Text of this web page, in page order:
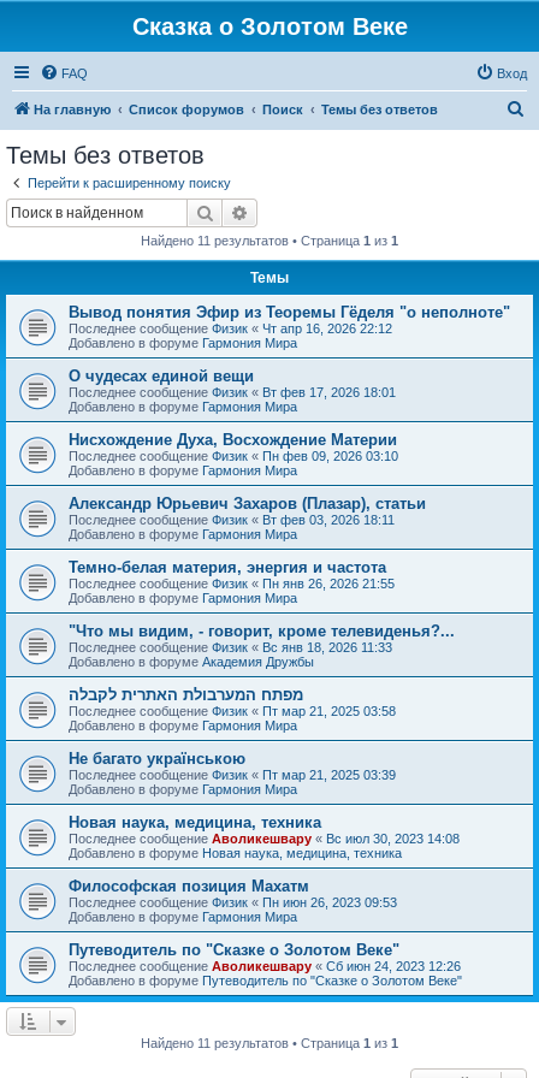
Сказка о Золотом Веке
FAQ Вход
На главную Список форумов Поиск Темы без ответов
Темы без ответов
Перейти к расширенному поиску
Поиск
Найдено 11 результатов • Страница 1 из 1
Темы
Вывод понятия Эфир из Теоремы Гёделя "о неполноте"
Последнее сообщение Физик « Чт апр 16, 2026 22:12
Добавлено в форуме Гармония Мира
О чудесах единой вещи
Последнее сообщение Физик « Вт фев 17, 2026 18:01
Добавлено в форуме Гармония Мира
Нисхождение Духа, Восхождение Материи
Последнее сообщение Физик « Пн фев 09, 2026 03:10
Добавлено в форуме Гармония Мира
Александр Юрьевич Захаров (Плазар), статьи
Последнее сообщение Физик « Вт фев 03, 2026 18:11
Добавлено в форуме Гармония Мира
Темно-белая материя, энергия и частота
Последнее сообщение Физик « Пн янв 26, 2026 21:55
Добавлено в форуме Гармония Мира
"Что мы видим, - говорит, кроме телевиденья?...
Последнее сообщение Физик « Вс янв 18, 2026 11:33
Добавлено в форуме Академия Дружбы
מפתח המערבולת האתרית לקבלה
Последнее сообщение Физик « Пт мар 21, 2025 03:58
Добавлено в форуме Гармония Мира
Не багато українською
Последнее сообщение Физик « Пт мар 21, 2025 03:39
Добавлено в форуме Гармония Мира
Новая наука, медицина, техника
Последнее сообщение Аволикешвару « Вс июл 30, 2023 14:08
Добавлено в форуме Новая наука, медицина, техника
Философская позиция Махатм
Последнее сообщение Физик « Пн июн 26, 2023 09:53
Добавлено в форуме Гармония Мира
Путеводитель по "Сказке о Золотом Веке"
Последнее сообщение Аволикешвару « Сб июн 24, 2023 12:26
Добавлено в форуме Путеводитель по "Сказке о Золотом Веке"
Найдено 11 результатов • Страница 1 из 1